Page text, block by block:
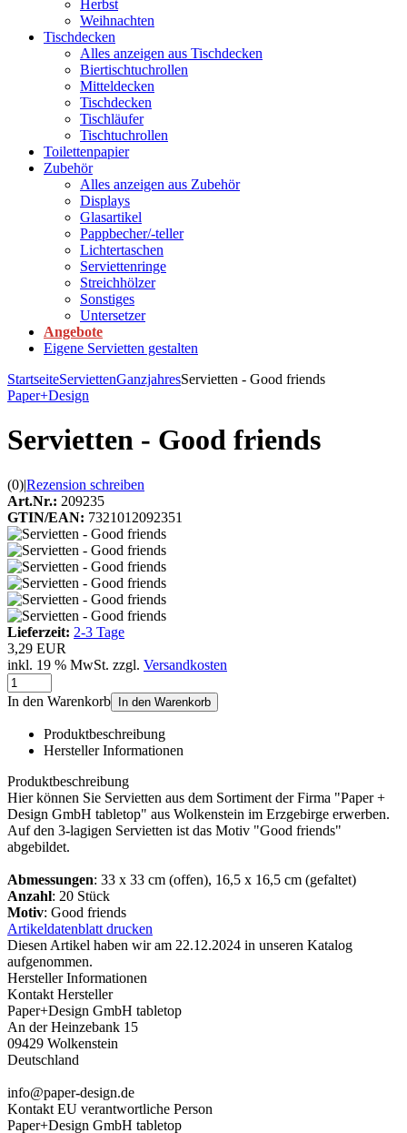
Herbst
Weihnachten
Tischdecken
Alles anzeigen aus Tischdecken
Biertischtuchrollen
Mitteldecken
Tischdecken
Tischläufer
Tischtuchrollen
Toilettenpapier
Zubehör
Alles anzeigen aus Zubehör
Displays
Glasartikel
Pappbecher/-teller
Lichtertaschen
Serviettenringe
Streichhölzer
Sonstiges
Untersetzer
Angebote
Eigene Servietten gestalten
StartseiteServiettenGanzjahresServietten - Good friends
Paper+Design
Servietten - Good friends
(0)|Rezension schreiben
Art.Nr.: 209235
GTIN/EAN: 7321012092351
Lieferzeit: 2-3 Tage
3,29 EUR
inkl. 19 % MwSt. zzgl. Versandkosten
In den Warenkorb In den Warenkorb
Produktbeschreibung
Hersteller Informationen
Produktbeschreibung
Hier können Sie Servietten aus dem Sortiment der Firma "Paper +
Design GmbH tabletop" aus Wolkenstein im Erzgebirge erwerben.
Auf den 3-lagigen Servietten ist das Motiv "Good friends"
abgebildet.
Abmessungen: 33 x 33 cm (offen), 16,5 x 16,5 cm (gefaltet)
Anzahl: 20 Stück
Motiv: Good friends
Artikeldatenblatt drucken
Diesen Artikel haben wir am 22.12.2024 in unseren Katalog
aufgenommen.
Hersteller Informationen
Kontakt Hersteller
Paper+Design GmbH tabletop
An der Heinzebank 15
09429 Wolkenstein
Deutschland
info@paper-design.de
Kontakt EU verantwortliche Person
Paper+Design GmbH tabletop